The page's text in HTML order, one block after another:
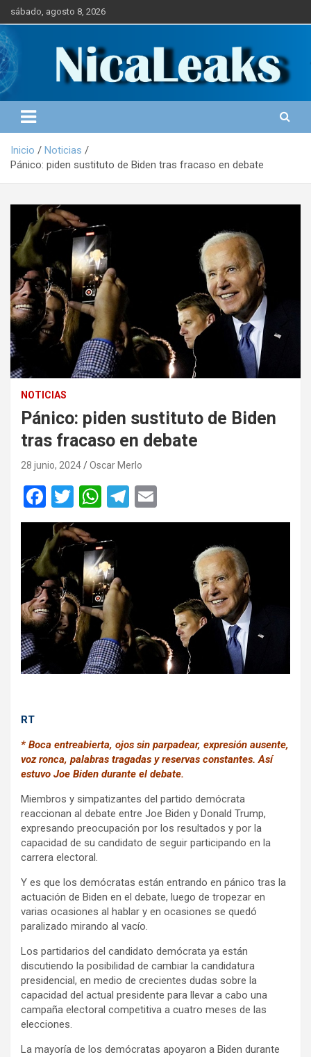
a
l
t
a
r
a
e
sábado, agosto 8, 2026
NICALEAKS
Portal de Noticias
Inicio
Noticias
Pánico: piden sustituto de Biden tras fracaso en debate
NOTICIAS
Pánico: piden sustituto de Biden
tras fracaso en debate
28 junio, 2024 Oscar Merlo
F
a
ce
b
o
o
k
T
wi
tt
er
W
h
at
s
A
p
p
T
el
m
m
RT
* Boca entreabierta, ojos sin parpadear, expresión ausente,
voz ronca, palabras tragadas y reservas constantes. Así
estuvo Joe Biden durante el debate.
Miembros y simpatizantes del partido demócrata
reaccionan al debate entre Joe Biden y Donald Trump,
expresando preocupación por los resultados y por la
capacidad de su candidato de seguir participando en la
carrera electoral.
Y es que los demócratas están entrando en pánico tras la
actuación de Biden en el debate, luego de tropezar en
varias ocasiones al hablar y en ocasiones se quedó
paralizado mirando al vacío.
Los partidarios del candidato demócrata ya están
discutiendo la posibilidad de cambiar la candidatura
presidencial, en medio de crecientes dudas sobre la
capacidad del actual presidente para llevar a cabo una
campaña electoral competitiva a cuatro meses de las
elecciones.
La mayoría de los demócratas apoyaron a Biden durante